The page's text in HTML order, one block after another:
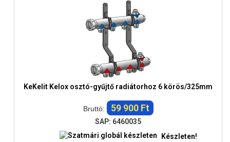
KeKelit Kelox osztó-gyűjtő radiátorhoz 6 körös/325mm
Bruttó: 59 900 Ft
SAP: 6460035
Készleten!